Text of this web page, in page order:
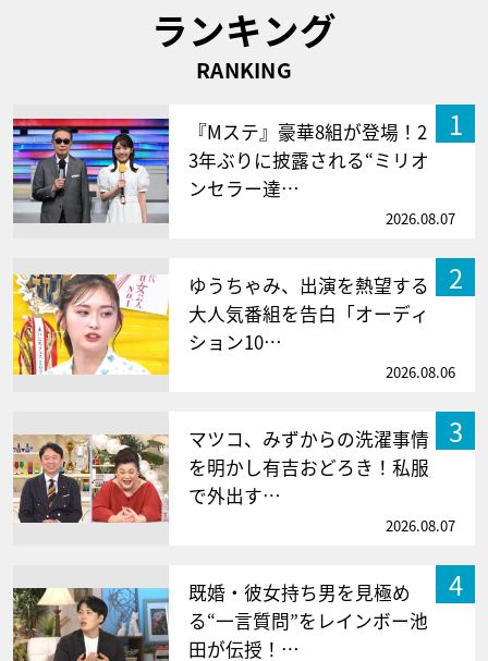
ランキング
RANKING
1
『Mステ』豪華8組が登場！2
3年ぶりに披露される“ミリオ
ンセラー達…
2026.08.07
2
ゆうちゃみ、出演を熱望する
大人気番組を告白「オーディ
ション10…
2026.08.06
3
マツコ、みずからの洗濯事情
を明かし有吉おどろき！私服
で外出す…
2026.08.07
4
既婚・彼女持ち男を見極め
る“一言質問”をレインボー池
田が伝授！…